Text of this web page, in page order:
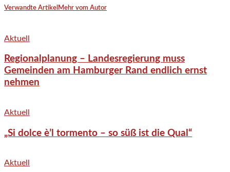
Verwandte Artikel Mehr vom Autor
Aktuell
Regionalplanung – Landesregierung muss
Gemeinden am Hamburger Rand endlich ernst
nehmen
Aktuell
„Si dolce è’l tormento – so süß ist die Qual“
Aktuell